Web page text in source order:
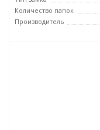
Количество папок
Производитель